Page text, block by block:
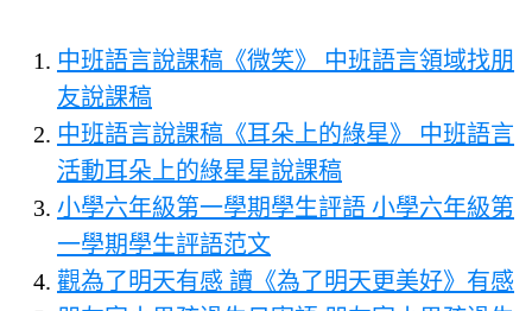
中班語言說課稿《微笑》 中班語言領域找朋
友說課稿
中班語言說課稿《耳朵上的綠星》 中班語言
活動耳朵上的綠星星說課稿
小學六年級第一學期學生評語 小學六年級第
一學期學生評語范文
觀為了明天有感 讀《為了明天更美好》有感